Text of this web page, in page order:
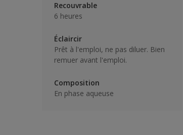
Recouvrable
6 heures
Éclaircir
Prêt à l'emploi, ne pas diluer. Bien
remuer avant l'emploi.
Composition
En phase aqueuse